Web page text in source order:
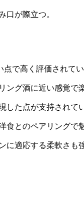
口が際立つ。
で高く評価されてい
グ酒に近い感覚で
した点が支持されて
とのペアリングで
に適応する柔軟さも